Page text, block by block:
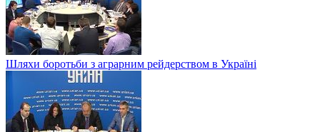
Шляхи боротьби з аграрним рейдерством в Українi